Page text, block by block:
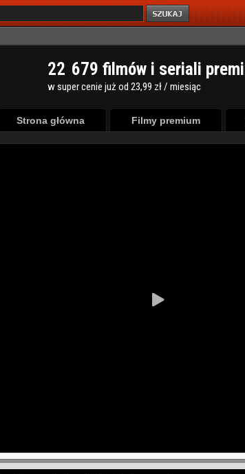
22 679 filmów i seriali
w super cenie już od 23,99 zł / miesiąc
Strona główna Filmy premium